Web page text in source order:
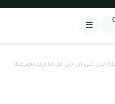
☰
جبل علي في دبي كل ما تريد معرفته